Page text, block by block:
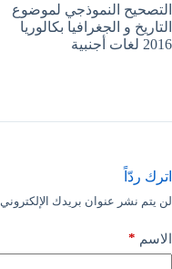
التصحيح النموذجي لموضوع
التاريخ و الجغرافيا بكالوريا
2016 لغات أجنبية
اترك ردّاً
لن يتم نشر عنوان بريدك الإلكتروني.
الاسم *